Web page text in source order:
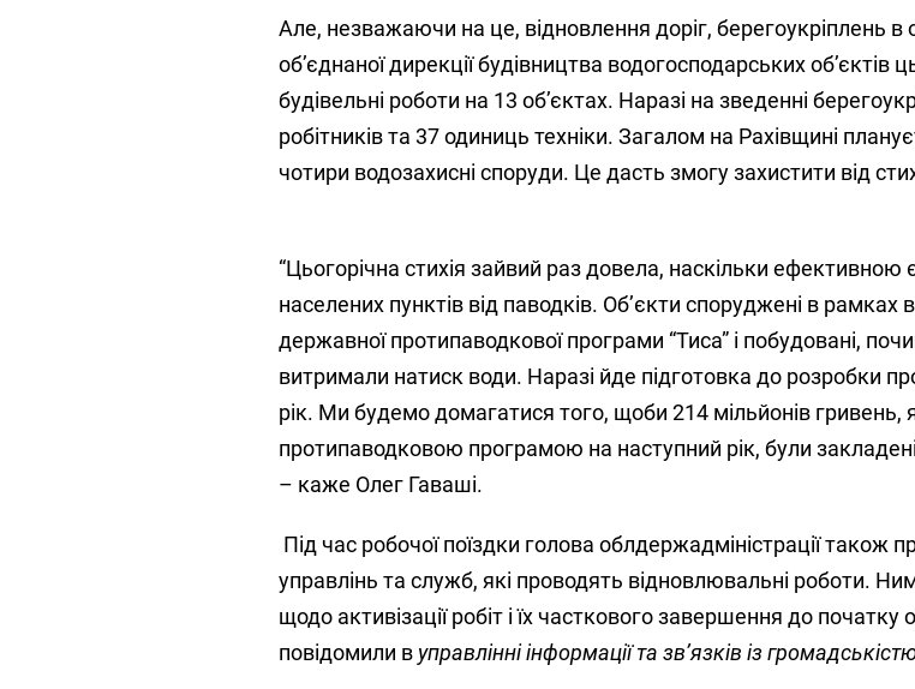
Але, незважаючи на це, відновлення доріг, берегоукріплень в
об’єднаної дирекції будівництва водогосподарських об’єктів
будівельні роботи на 13 об’єктах. Наразі на зведенні
робітників та 37 одиниць техніки. Загалом на Рахівщині
чотири водозахисні споруди. Це дасть змогу захистити від
“Цьогорічна стихія зайвий раз довела, наскільки ефективною
населених пунктів від паводків. Об’єкти споруджені в рамках
державної протипаводкової програми “Тиса” і побудовані,
витримали натиск води. Наразі йде підготовка до розробки
рік. Ми будемо домагатися того, щоби 214 мільйонів гривень,
протипаводковою програмою на наступний рік, були
– каже Олег Гаваші.
Під час робочої поїздки голова облдержадміністрації також
управлінь та служб, які проводять відновлювальні роботи.
щодо активізації робіт і їх часткового завершення до
повідомили в управлінні інформації та зв’язків із